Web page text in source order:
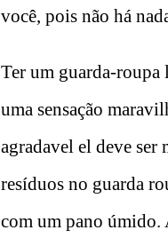
você, pois não há
Ter um guarda-roupa
uma sensação
agradavel el deve
resíduos no guarda
com um pano úmido.